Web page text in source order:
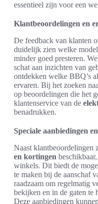
essentieel zijn voor een
Klantbeoordelingen en
De feedback van klanten
duidelijk zien welke
minder goed presteren.
schat aan inzichten van
ontdekken welke BBQ’s
ervaren. Bij het zoeken
op beoordelingen die het
klantenservice van de
benadrukken.
Speciale aanbiedingen
Naast klantbeoordelingen
en kortingen
winkels. Dit biedt de
te maken bij de aanschaf
raadzaam om regelmatig
bekijken en in de gaten te
Deze aanbiedingen